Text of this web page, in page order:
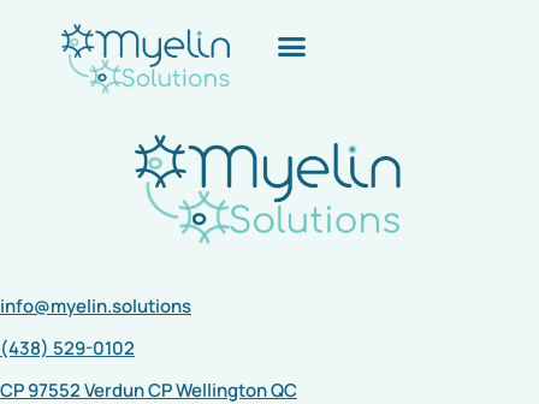
#UdeM_Nouvelles où on donne des détails sur notre
participation lors de la #Creative_Business_Cu…
info@myelin.solutions
(438) 529-0102
CP 97552 Verdun CP Wellington QC